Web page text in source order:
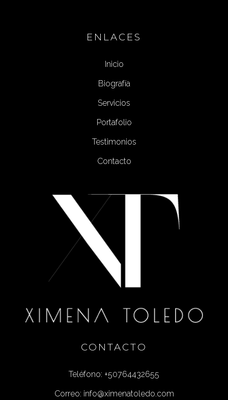
ENLACES
Inicio
Biografía
Servicios
Portafolio
Testimonios
Contacto
CONTACTO
Teléfono: +50764432655
Correo: info@ximenatoledo.com